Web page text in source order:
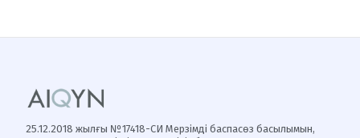
25.12.2018 жылғы №17418-СИ Мерзімді баспасөз басылымын,